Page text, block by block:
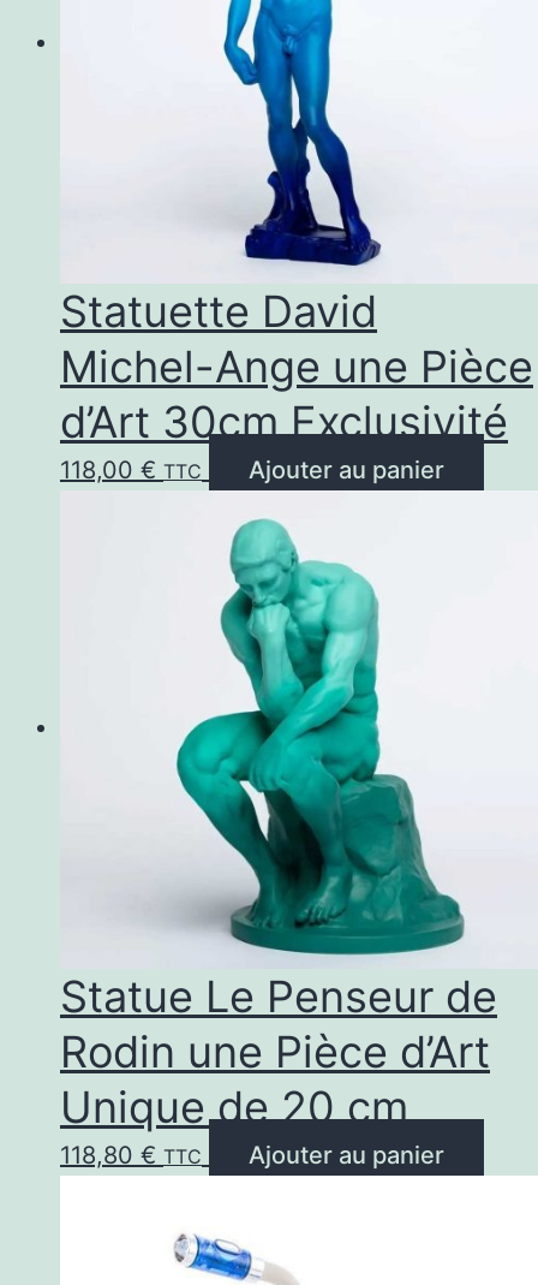
Statuette David
Michel-Ange une Pièce
d’Art 30cm Exclusivité
118,00 € TTC Ajouter au panier
Statue Le Penseur de
Rodin une Pièce d’Art
Unique de 20 cm
118,80 € TTC Ajouter au panier